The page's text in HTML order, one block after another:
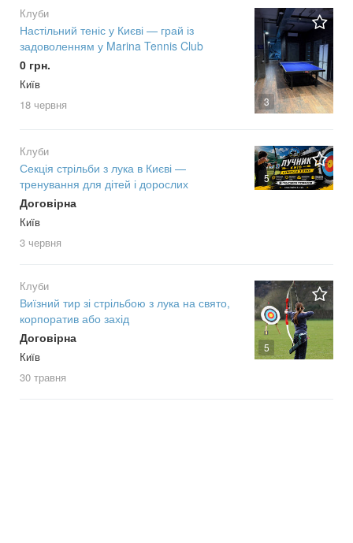
3
Клуби
Настільний теніс у Києві — грай із
задоволенням у Marina Tennis Club
0 грн.
Київ
18 червня
5
Клуби
Секція стрільби з лука в Києві —
тренування для дітей і дорослих
Договірна
Київ
3 червня
5
Клуби
Виїзний тир зі стрільбою з лука на свято,
корпоратив або захід
Договірна
Київ
30 травня